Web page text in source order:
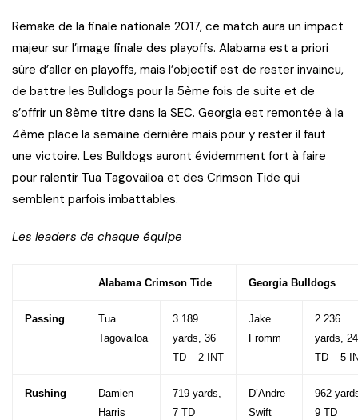
Remake de la finale nationale 2017, ce match aura un impact
majeur sur l’image finale des playoffs. Alabama est a priori
sûre d’aller en playoffs, mais l’objectif est de rester invaincu,
de battre les Bulldogs pour la 5ème fois de suite et de
s’offrir un 8ème titre dans la SEC. Georgia est remontée à la
4ème place la semaine dernière mais pour y rester il faut
une victoire. Les Bulldogs auront évidemment fort à faire
pour ralentir Tua Tagovailoa et des Crimson Tide qui
semblent parfois imbattables.
Les leaders de chaque équipe
Alabama Crimson Tide Georgia Bulldogs
Passing
Tua
Tagovailoa
3 189
yards, 36
TD – 2 INT
Jake
Fromm
2 236
yards, 24
TD – 5
Rushing
Damien
Harris
719 yards,
7 TD
D’Andre
Swift
962
9 TD